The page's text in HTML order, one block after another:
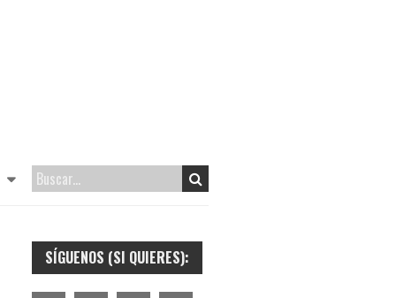
SÍGUENOS (SI QUIERES):